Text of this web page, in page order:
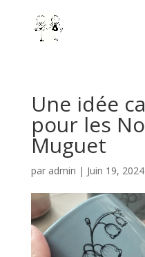
Une idée
pour les
Muguet
par admin | Juin 19, 2024